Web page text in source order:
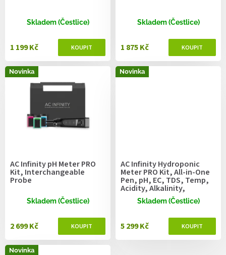
Skladem (Čestlice)
1 199 Kč
Skladem (Čestlice)
1 875 Kč
Novinka
AC Infinity pH Meter PRO
Kit, Interchangeable
Probe
Skladem (Čestlice)
2 699 Kč
Novinka
AC Infinity Hydroponic
Meter PRO Kit, All-in-One
Pen, pH, EC, TDS, Temp,
Acidity, Alkalinity,
Salinity, Interchangeable
ProbeSkladem (Čestlice)
5 299 Kč
Novinka